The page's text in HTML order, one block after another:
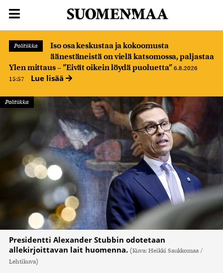
Politiikka
Iso osa keskustaa ja kokoomusta
äänestäneistä on vielä katsomossa, paljastaa
Ylen mittaus – ”Eivät oikein löydä puoluetta” 6.8.2026
15:57
Lue lisää
Politiikka
Presidentti Alexander Stubbin odotetaan
allekirjoittavan lait huomenna. (Kuva: Heikki Saukkomaa /
Lehtikuva)